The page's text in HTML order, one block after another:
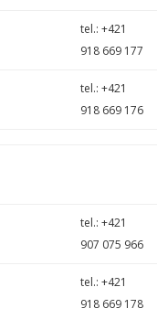
tel.: +421
918 669 177
tel.: +421
918 669 176
tel.: +421
907 075 966
tel.: +421
918 669 178